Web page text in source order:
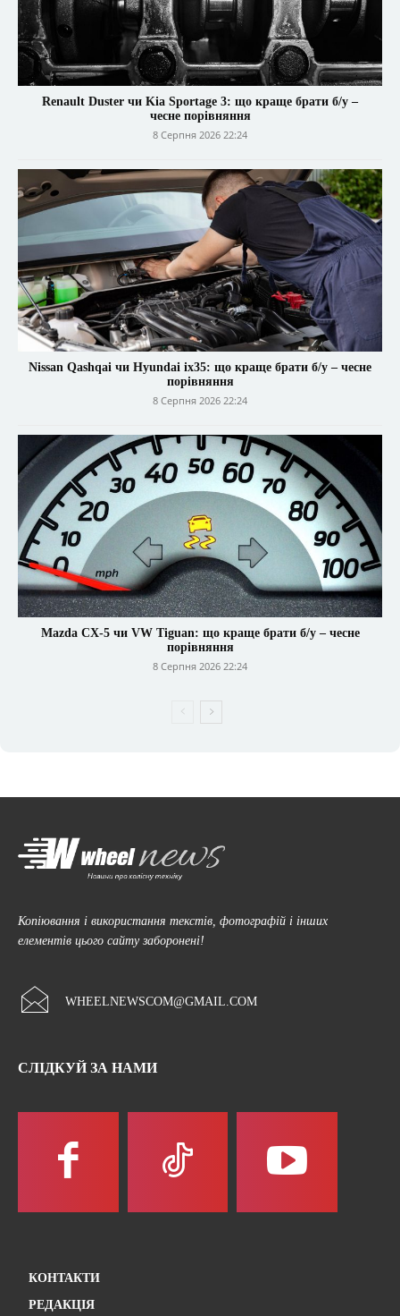
Renault Duster чи Kia Sportage 3: що краще брати б/у –
чесне порівняння
8 Серпня 2026 22:24
Nissan Qashqai чи Hyundai ix35: що краще брати б/у – чесне
порівняння
8 Серпня 2026 22:24
Mazda CX-5 чи VW Tiguan: що краще брати б/у – чесне
порівняння
8 Серпня 2026 22:24
Копіювання і використання текстів, фотографій і інших
елементів цього сайту заборонені!
WHEELNEWSCOM@GMAIL.COM
СЛІДКУЙ ЗА НАМИ
КОНТАКТИ
РЕДАКЦІЯ